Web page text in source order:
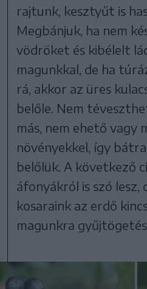
rajtunk, kesztyűt is
Megbánjuk, ha nem
vödröket és kibélelt
magunkkal, de ha
rá, akkor az üres
belőle. Nem
más, nem ehető vagy
növényekkel, így
belőlük. A következő
áfonyákról is szó lesz,
kosaraink az erdő
magunkra